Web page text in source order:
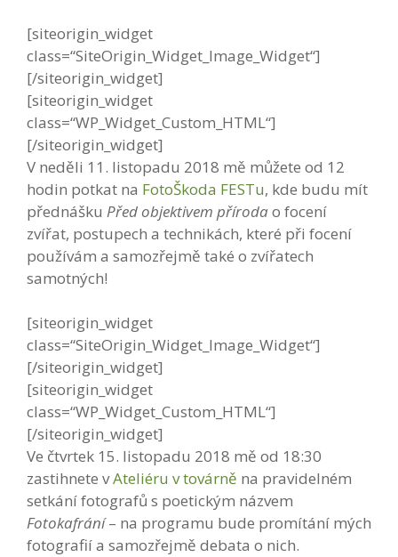
[siteorigin_widget
class=“SiteOrigin_Widget_Image_Widget“]
[/siteorigin_widget]
[siteorigin_widget
class=“WP_Widget_Custom_HTML“]
[/siteorigin_widget]
V neděli 11. listopadu 2018 mě můžete od 12
hodin potkat na FotoŠkoda FESTu, kde budu mít
přednášku Před objektivem přírodao focení
zvířat, postupech a technikách, které při focení
používám a samozřejmě také o zvířatech
samotných!
[siteorigin_widget
class=“SiteOrigin_Widget_Image_Widget“]
[/siteorigin_widget]
[siteorigin_widget
class=“WP_Widget_Custom_HTML“]
[/siteorigin_widget]
Ve čtvrtek 15. listopadu 2018 mě od 18:30
zastihnete vAteliéru v továrně na pravidelném
setkání fotografů s poetickým názvem
Fotokafrání– na programu bude promítání mých
fotografií a samozřejmě debata o nich.